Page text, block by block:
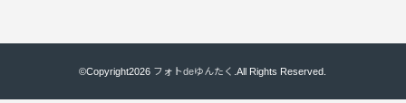
©Copyright2026 フォトdeゆんたく .All Rights Reserved.